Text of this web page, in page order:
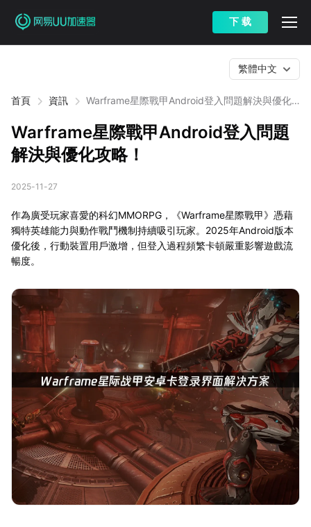
下 载
首頁 資訊
Warframe星際戰甲Android登入問題解決與優化
繁體中文
Warframe星際戰甲Android登入問題
解決與優化攻略！
2025-11-27
作為廣受玩家喜愛的科幻MMORPG，《Warframe星際戰甲》憑藉
獨特英雄能力與動作戰鬥機制持續吸引玩家。2025年Android版本
優化後，行動裝置用戶激增，但登入過程頻繁卡頓嚴重影響遊戲流
暢度。